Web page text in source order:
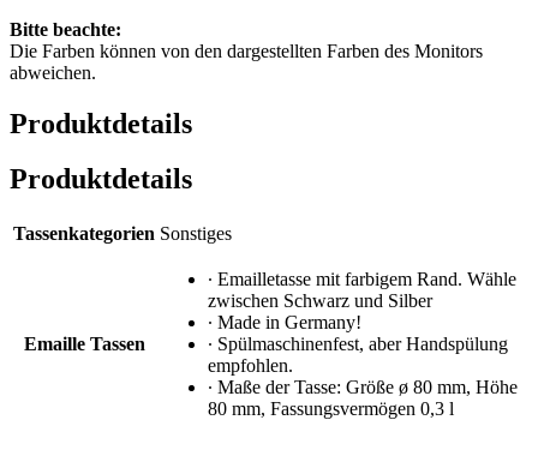
Bitte beachte:
Die Farben können von den dargestellten Farben des Monitors
abweichen.
Produktdetails
Produktdetails
Tassenkategorien Sonstiges
Emaille Tassen
∙ Emailletasse mit farbigem Rand. Wähle
zwischen Schwarz und Silber
∙ Made in Germany!
∙ Spülmaschinenfest, aber Handspülung
empfohlen.
∙ Maße der Tasse: Größe ø 80 mm, Höhe
80 mm, Fassungsvermögen 0,3 l